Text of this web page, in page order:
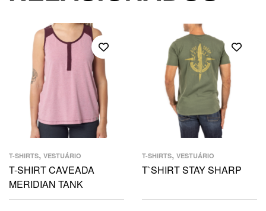
T-SHIRTS, VESTUÁRIO
T-SHIRT CAVEADA
MERIDIAN TANK
T-SHIRTS, VESTUÁRIO
T`SHIRT STAY SHARP